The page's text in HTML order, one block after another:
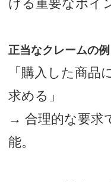
ける重要なポイ
正当なクレームの例
「購入した商
求める」
→ 合理的な要求
能。